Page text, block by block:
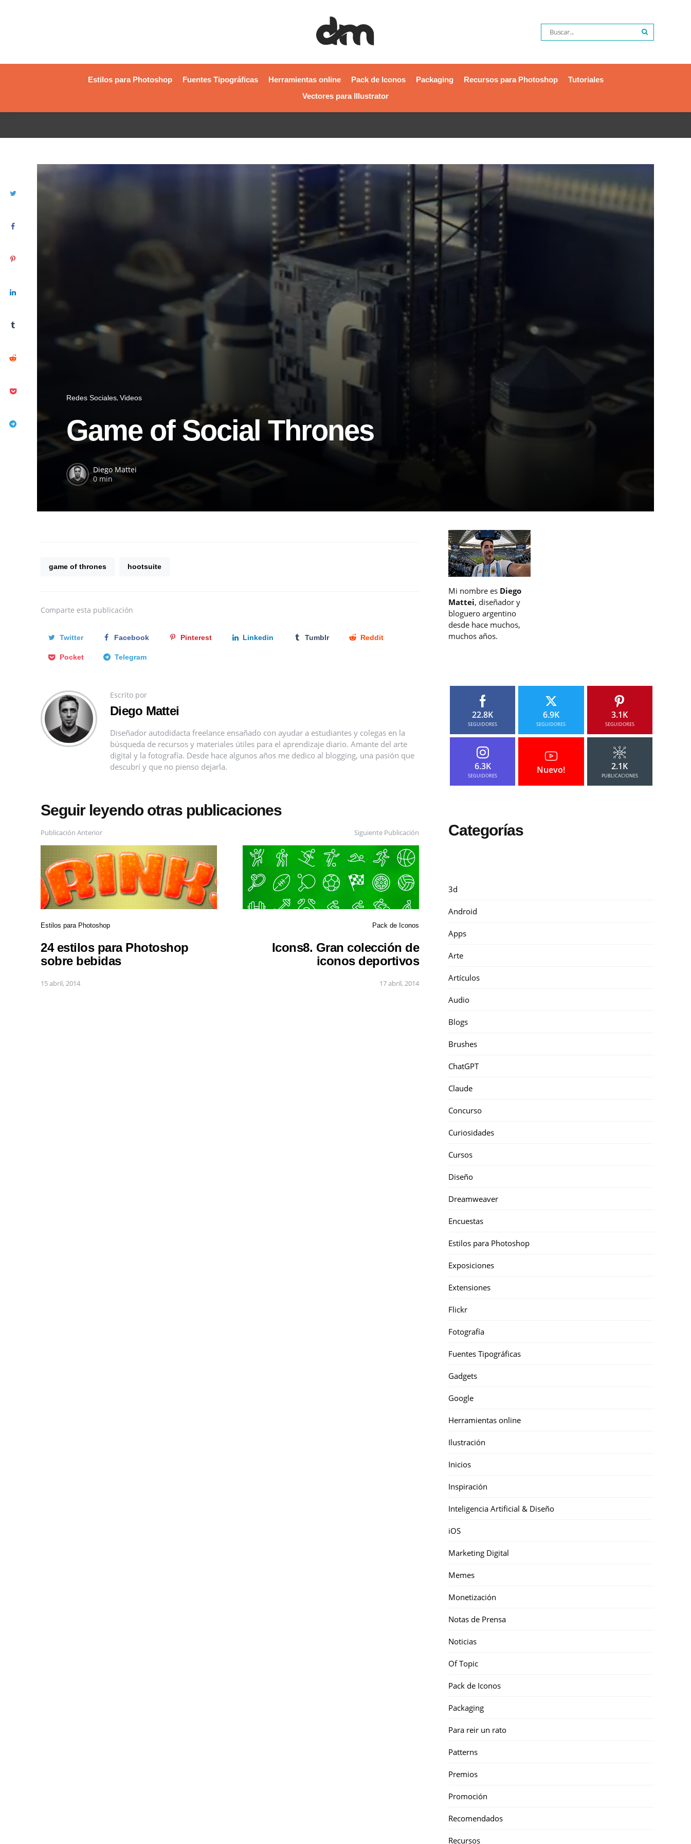
Estilos para Photoshop Fuentes Tipográficas Herramientas online Pack de Iconos Packaging Recursos para Photoshop
Tutoriales
Vectores para Illustrator
Redes Sociales Videos
Game of Social Thrones
Diego Mattei
0 min
game of thrones hootsuite
Comparte esta publicación
Twitter Facebook Pinterest Linkedin Tumblr Reddit
Pocket Telegram
Escrito por
Diego Mattei
Diseñador autodidacta freelance ensañado con ayudar a estudiantes y colegas en la
búsqueda de recursos y materiales útiles para el aprendizaje diario. Amante del arte
digital y la fotografía. Desde hace algunos años me dedico al blogging, una pasión que
descubrí y que no pienso dejarla.
Seguir leyendo otras publicaciones
Publicación Anterior
Estilos para Photoshop
24 estilos para Photoshop
sobre bebidas
15 abril, 2014
Siguiente Publicación
Pack de Iconos
Icons8. Gran colección de
iconos deportivos
17 abril, 2014
Mi nombre es Diego
Mattei, diseñador y
bloguero argentino
desde hace muchos,
muchos años.
22.8K
SEGUIDORES
6.9K
SEGUIDORES
3.1K
SEGUIDORES
6.3K
SEGUIDORES
Nuevo! 2.1K
PUBLICACIONES
Categorías
3d
Android
Apps
Arte
Artículos
Audio
Blogs
Brushes
ChatGPT
Claude
Concurso
Curiosidades
Cursos
Diseño
Dreamweaver
Encuestas
Estilos para Photoshop
Exposiciones
Extensiones
Flickr
Fotografía
Fuentes Tipográficas
Gadgets
Google
Herramientas online
Ilustración
Inicios
Inspiración
Inteligencia Artificial & Diseño
iOS
Marketing Digital
Memes
Monetización
Notas de Prensa
Noticias
Of Topic
Pack de Iconos
Packaging
Para reir un rato
Patterns
Premios
Promoción
Recomendados
Recursos